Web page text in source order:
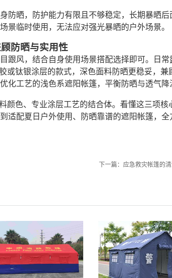
防晒，防护能力有限且不够稳定，长期暴晒后
景临时使用，无法应对强光暴晒的户外场景。
防晒与实用性
跟风，结合自身使用场景搭配选择即可。日
或钛银涂层的款式，深色面料防晒更稳妥，兼
化工艺的浅色系遮阳帐篷，平衡防晒与透气降
颜色、专业涂层工艺的结合体。看懂这三项核
适配夏日户外使用、防晒靠谱的遮阳帐篷，
下一篇： 应急救灾帐篷的